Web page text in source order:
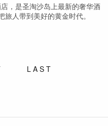
，是圣淘沙岛上最新的奢华酒
人带到美好的黄金时代。
LAST